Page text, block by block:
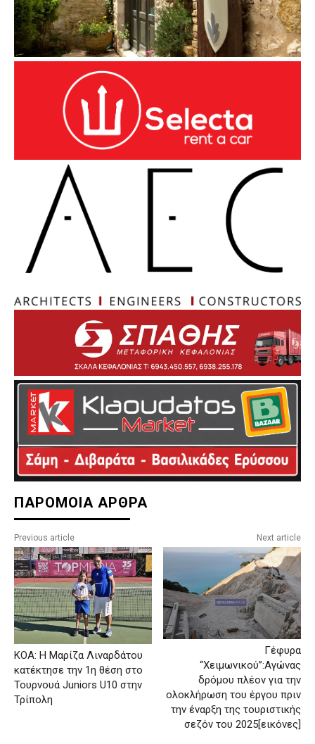
ΠΑΡΟΜΟΙΑ ΑΡΘΡΑ
Previous article
ΚΟΑ: Η Μαρίζα Λιναρδάτου
κατέκτησε την 1η θέση στο
Τουρνουά Juniors U10 στην
Τρίπολη
Next article
Γέφυρα
“Χειμωνικού”:Αγώνας
δρόμου πλέον για την
ολοκλήρωση του έργου πριν
την έναρξη της τουριστικής
σεζόν του 2025[εικόνες]